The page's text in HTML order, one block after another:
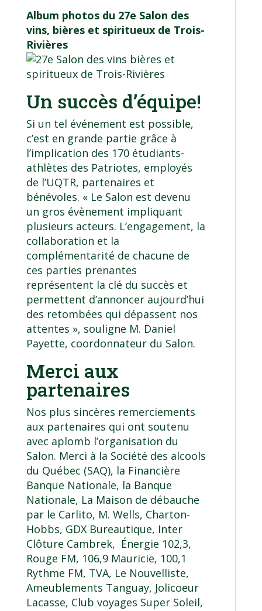
Album photos du 27e Salon des
vins, bières et spiritueux de Trois-
Rivières
Un succès d’équipe!
Si un tel événement est possible,
c’est en grande partie grâce à
l’implication des 170 étudiants-
athlètes des Patriotes, employés
de l’UQTR, partenaires et
bénévoles. « Le Salon est devenu
un gros évènement impliquant
plusieurs acteurs. L’engagement, la
collaboration et la
complémentarité de chacune de
ces parties prenantes
représentent la clé du succès et
permettent d’annoncer aujourd’hui
des retombées qui dépassent nos
attentes », souligne M. Daniel
Payette, coordonnateur du Salon.
Merci aux
partenaires
Nos plus sincères remerciements
aux partenaires qui ont soutenu
avec aplomb l’organisation du
Salon. Merci à la Société des alcools
du Québec (SAQ), la Financière
Banque Nationale, la Banque
Nationale, La Maison de débauche
par le Carlito, M. Wells, Charton-
Hobbs, GDX Bureautique, Inter
Clôture Cambrek, Énergie 102,3,
Rouge FM, 106,9 Mauricie, 100,1
Rythme FM, TVA, Le Nouvelliste,
Ameublements Tanguay, Jolicoeur
Lacasse, Club voyages Super Soleil,